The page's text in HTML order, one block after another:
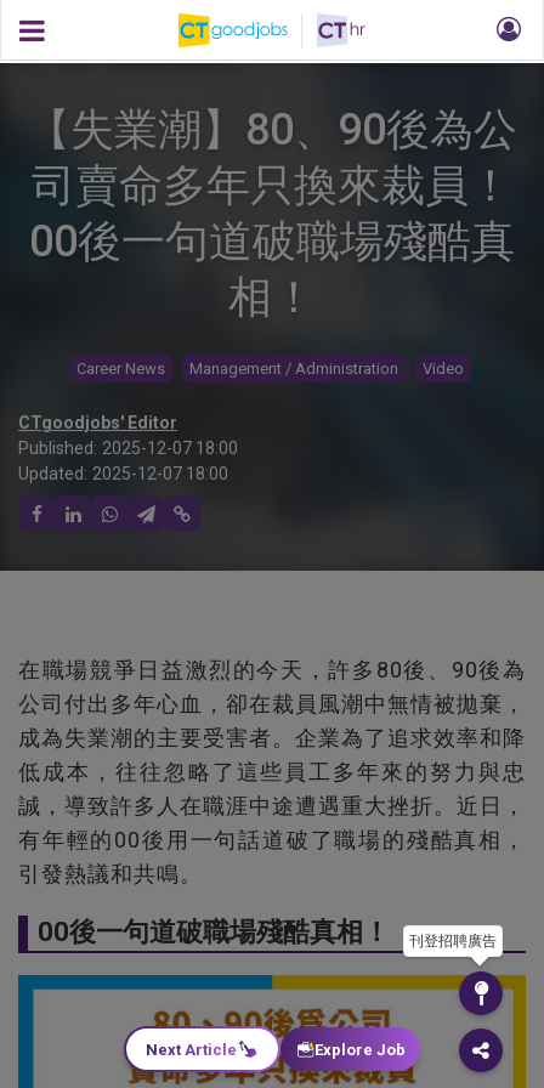
【失業潮】80、90後為公
司賣命多年只換來裁員！
00後一句道破職場殘酷真
相！
Career News Management / Administration Video
CTgoodjobs' Editor
Published: 2025-12-07 18:00
Updated: 2025-12-07 18:00
在職場競爭日益激烈的今天，許多80後、90後為
公司付出多年心血，卻在裁員風潮中無情被拋棄，
成為失業潮的主要受害者。企業為了追求效率和降
低成本，往往忽略了這些員工多年來的努力與忠
誠，導致許多人在職涯中途遭遇重大挫折。近日，
有年輕的00後用一句話道破了職場的殘酷真相，
引發熱議和共鳴。
00後一句道破職場殘酷真相！ 刊登招聘廣告
Next Article Explore Job